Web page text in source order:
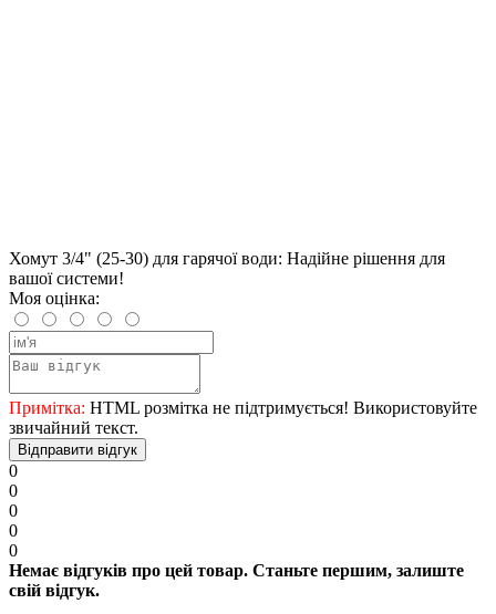
Хомут 3/4" (25-30) для гарячої води: Надійне рішення для
вашої системи!
Моя оцінка:
Примітка: HTML розмітка не підтримується! Використовуйте
звичайний текст.
Відправити відгук
0
0
0
0
0
Немає відгуків про цей товар. Станьте першим, залиште
свій відгук.